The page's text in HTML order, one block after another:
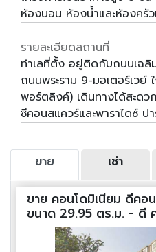
ห้องนอน ห้องน้ำและห้องครั
รายละเอียดสถานที่
ทำเลที่ตั้ง อยู่ติดกับถนนเฉลิ
ถนนพระราม 9-มอเตอร์เวย์
พอร์ตลิงค์) เดินทางได้สะด
ซีคอนสแควร์และพาราไดซ์ ป
ขาย เช่า
ขาย คอนโดมิเนียม ดีคอ
ขนาด 29.95 ตร.ม. - ดี